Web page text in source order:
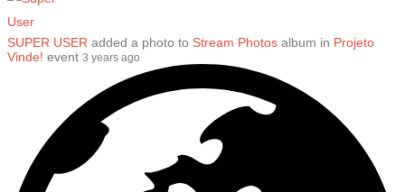
SUPER USER added a photo to Stream Photos album in Projeto
Vinde! event 3 years ago